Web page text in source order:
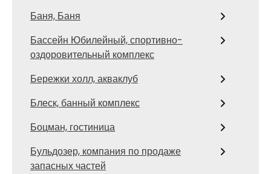
Баня, Баня
Бассейн Юбилейный, спортивно-
оздоровительный комплекс
Бережки холл, акваклуб
Блеск, банный комплекс
Боцман, гостиница
Бульдозер, компания по продаже
запасных частей